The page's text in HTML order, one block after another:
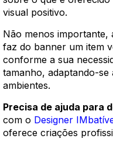
visual positivo.
Não menos importante,
faz do banner um item
conforme a sua
tamanho, adaptando-se
ambientes.
Precisa de ajuda para
com o Designer
oferece criações